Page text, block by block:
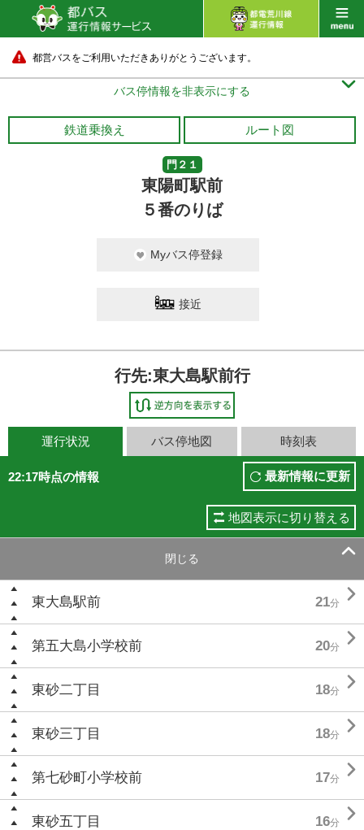
都営バスをご利用いただきありがとうございます。
バス停情報を非表示にする 
鉄道乗換え ルート図
門２１
東陽町駅前
５番のりば
Myバス停登録
接近
行先:東大島駅前行
運行状況 バス停地図 時刻表
22:17時点の情報 最新情報に更新
地図表示に切り替える
閉じる 
東大島駅前 21分 
第五大島小学校前 20分 
東砂二丁目 18分 
東砂三丁目 18分 
第七砂町小学校前 17分 
東砂五丁目 16分 